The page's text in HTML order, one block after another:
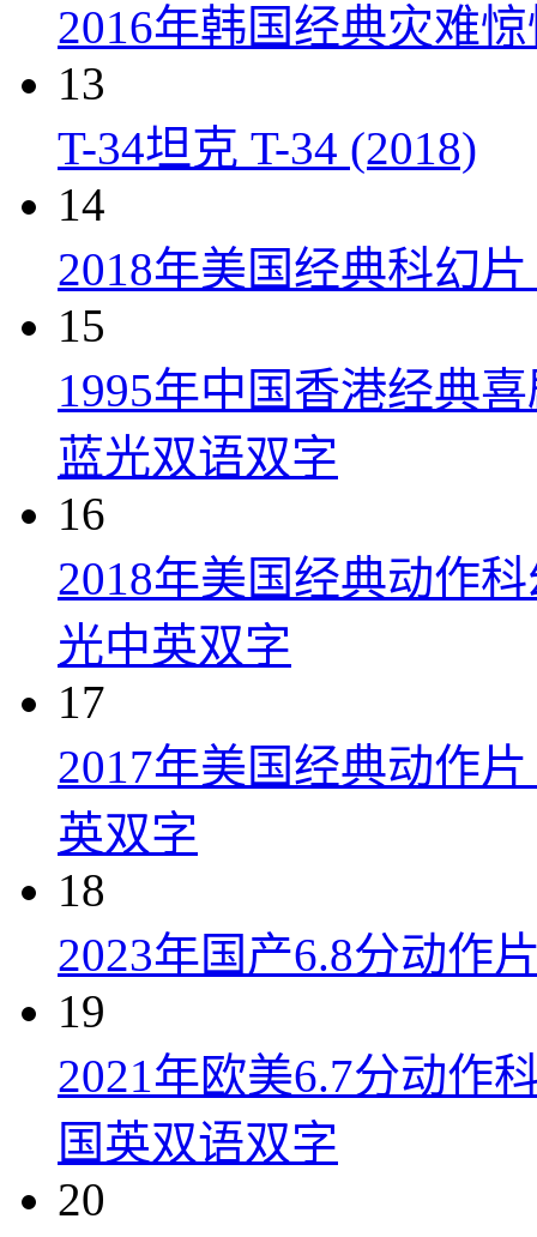
2016年韩国经典灾难
13
T-34坦克 T-34 (2018)
14
2018年美国经典科幻
15
1995年中国香港经典
蓝光双语双字
16
2018年美国经典动作
光中英双字
17
2017年美国经典动作
英双字
18
2023年国产6.8分动作
19
2021年欧美6.7分动作
国英双语双字
20